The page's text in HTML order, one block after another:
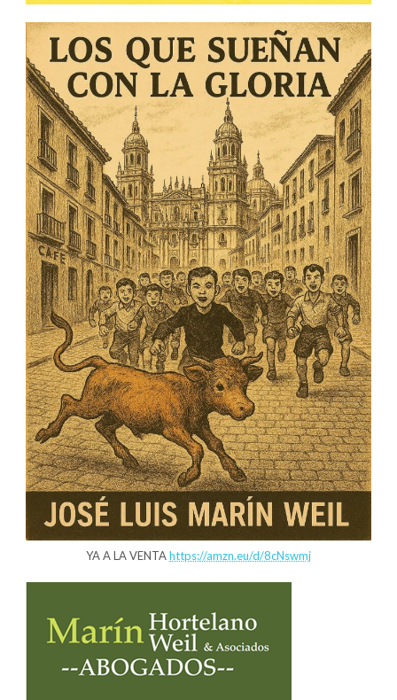
YA A LA VENTAhttps://amzn.eu/d/8cNswmj